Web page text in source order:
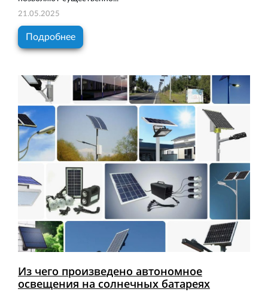
21.05.2025
Подробнее
Из чего произведено автономное
освещения на солнечных батареях